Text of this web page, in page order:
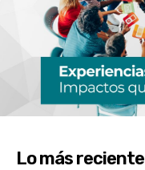
Lo más reciente